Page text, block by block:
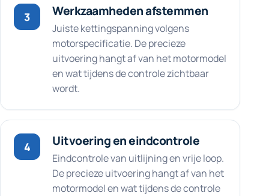
3 Werkzaamheden afstemmen
Juiste kettingspanning volgens
motorspecificatie. De precieze
uitvoering hangt af van het motormodel
en wat tijdens de controle zichtbaar
wordt.
4 Uitvoering en eindcontrole
Eindcontrole van uitlijning en vrije loop.
De precieze uitvoering hangt af van het
motormodel en wat tijdens de controle